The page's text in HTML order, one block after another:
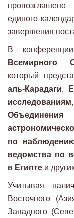
единого
завершения
В
Всемирного
который
аль-Карадаги,
исследованиям,
по
ведомства по
в Египте и
Учитывая
Восточного
Западного